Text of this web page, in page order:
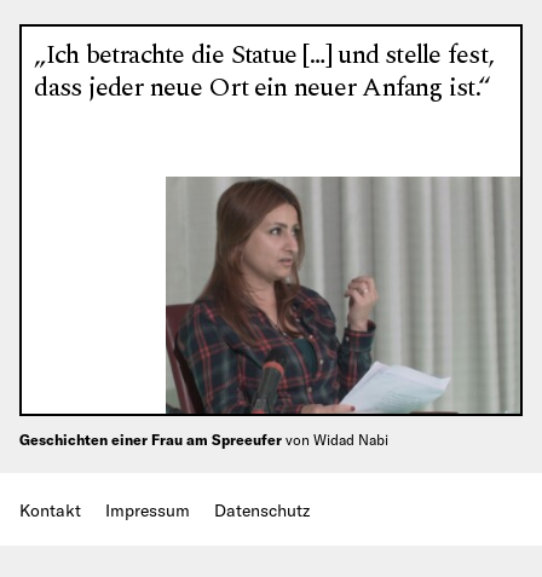
„Ich betrachte die Statue […] und stelle fest,
dass jeder neue Ort ein neuer Anfang ist.“
Geschichten einer Frau am Spreeufer von Widad Nabi
Kontakt Impressum Datenschutz